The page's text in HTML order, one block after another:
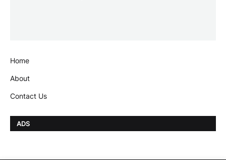
Home
About
Contact Us
ADS